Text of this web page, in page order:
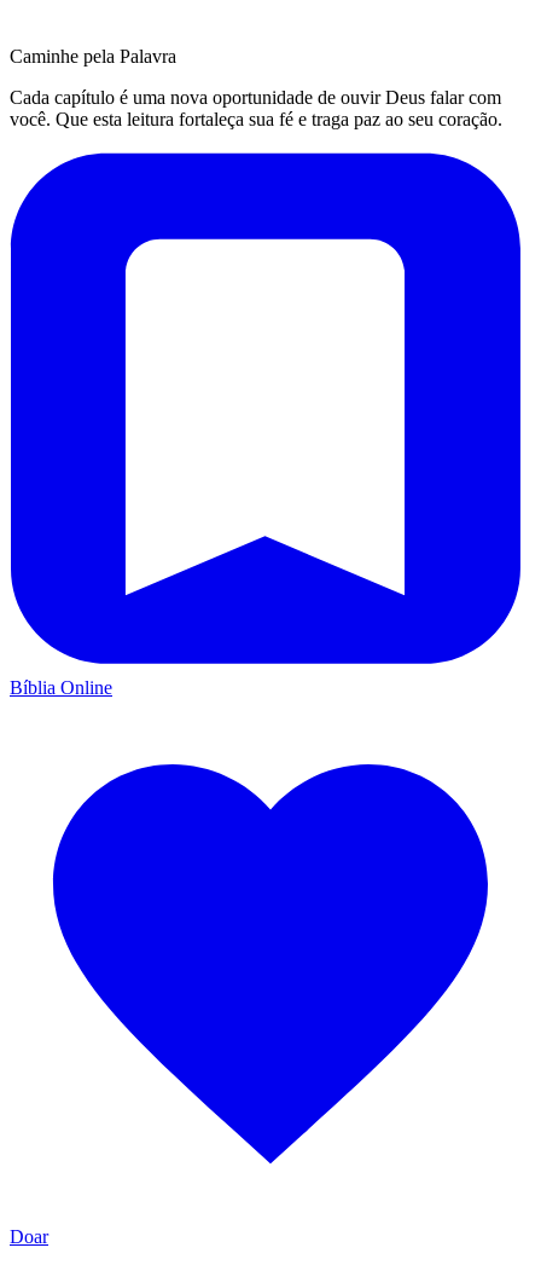
Caminhe pela Palavra
Cada capítulo é uma nova oportunidade de ouvir Deus falar com
você. Que esta leitura fortaleça sua fé e traga paz ao seu coração.
Bíblia Online
Doar